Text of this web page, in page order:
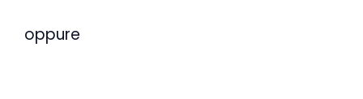
oppure